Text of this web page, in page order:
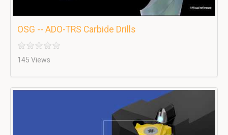
OSG -- ADO-TRS Carbide Drills
145 Views